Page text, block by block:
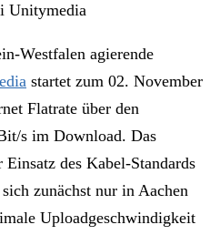
Unitymedia
Westfalen agierende
startet zum 02. November
Flatrate über den
s im Download. Das
des Kabel-Standards
zunächst nur in Aachen
Uploadgeschwindigkeit